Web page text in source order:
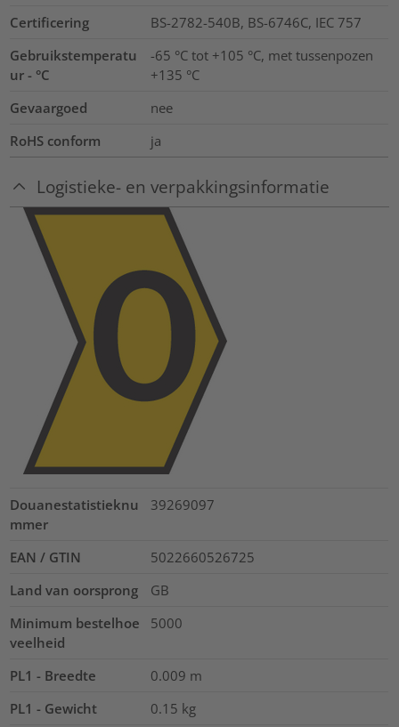
Certificering
BS-2782-540B, BS-6746C, IEC 757
Gebruikstemperatu
ur - °C
-65 °C tot +105 °C, met tussenpozen
+135 °C
Gevaargoed
nee
RoHS conform
ja
Logistieke- en verpakkingsinformatie
Douanestatistieknu
mmer
39269097
EAN / GTIN
5022660526725
Land van oorsprong
GB
Minimum bestelhoe
veelheid
5000
PL1 - Breedte 0.009 m
PL1 - Gewicht
0.15 kg